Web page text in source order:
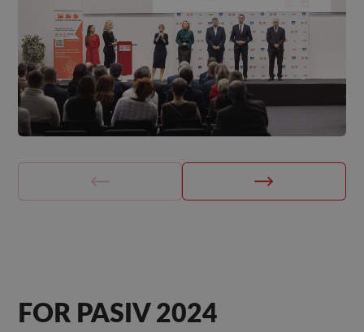
FOR PASIV 2024